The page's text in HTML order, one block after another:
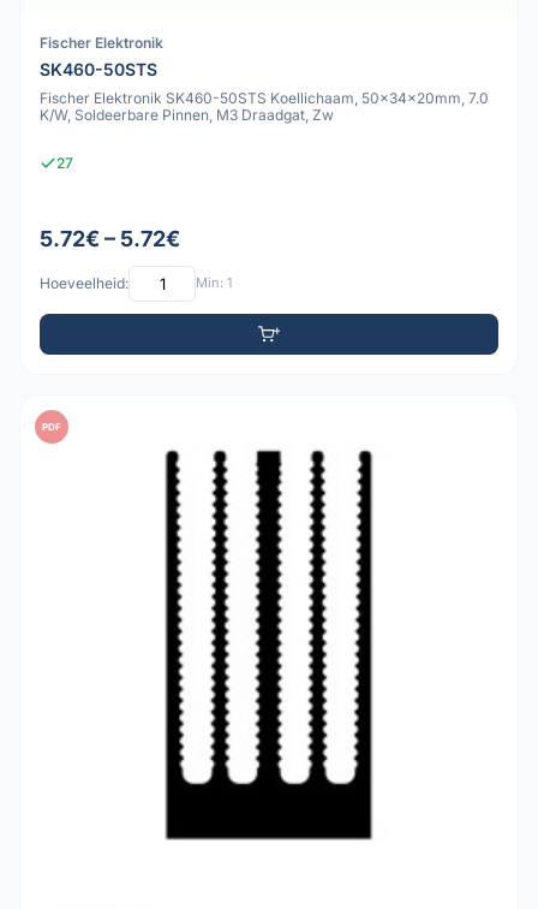
Fischer Elektronik
SK460-50STS
Fischer Elektronik SK460-50STS Koellichaam, 50x34x20mm, 7.0
K/W, Soldeerbare Pinnen, M3 Draadgat, Zw
27
5.72€ – 5.72€
Hoeveelheid: Min: 1
PDF